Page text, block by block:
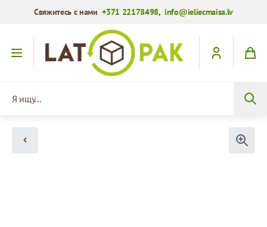
Свяжитесь с нами+371 22178498,info@ieliecmaisa.lv
Перейти к содержимому